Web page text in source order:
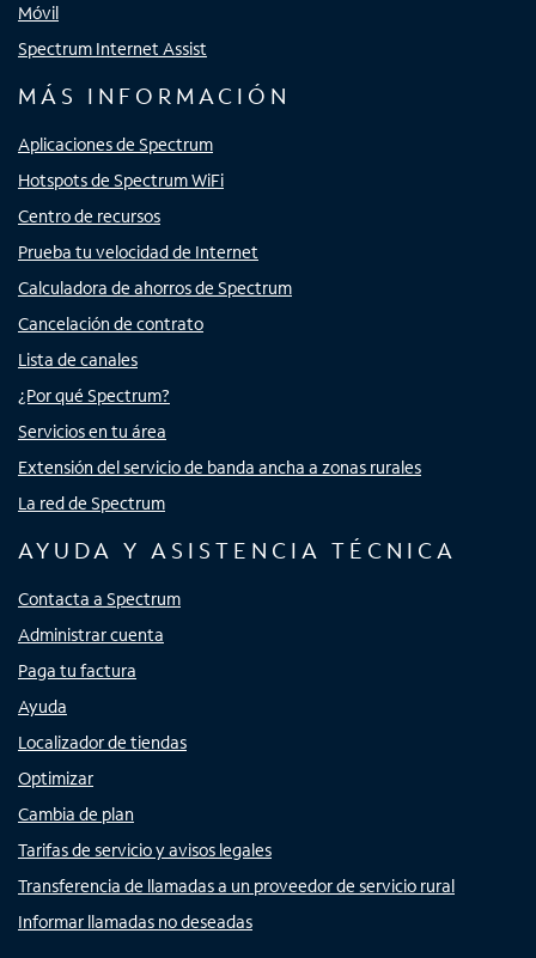
Móvil
Spectrum Internet Assist
MÁS INFORMACIÓN
Aplicaciones de Spectrum
Hotspots de Spectrum WiFi
Centro de recursos
Prueba tu velocidad de Internet
Calculadora de ahorros de Spectrum
Cancelación de contrato
Lista de canales
¿Por qué Spectrum?
Servicios en tu área
Extensión del servicio de banda ancha a zonas rurales
La red de Spectrum
AYUDA Y ASISTENCIA TÉCNICA
Contacta a Spectrum
Administrar cuenta
Paga tu factura
Ayuda
Localizador de tiendas
Optimizar
Cambia de plan
Tarifas de servicio y avisos legales
Transferencia de llamadas a un proveedor de servicio rural
Informar llamadas no deseadas